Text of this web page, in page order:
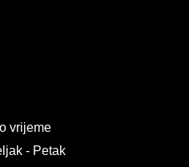
vrijeme
- Petak